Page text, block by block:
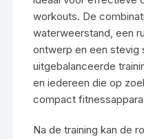
workouts. De
waterweerstand, een
ontwerp en een stevig
uitgebalanceerde
en iedereen die op
compact
Na de training kan de